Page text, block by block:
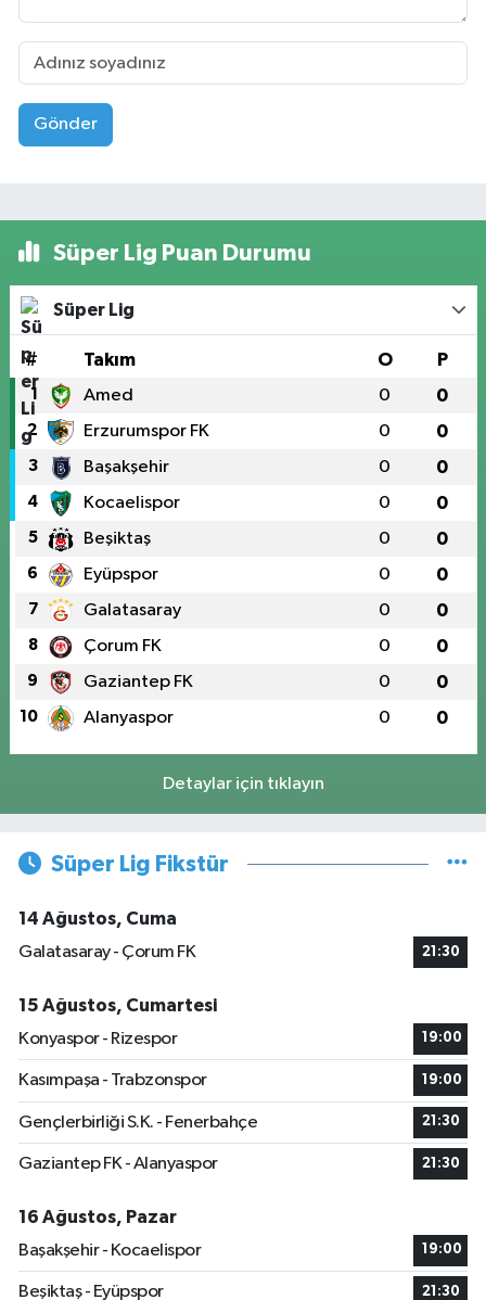
Gönder
Süper Lig Puan Durumu
Süper Lig
# Takım O P
1 Amed 0 0
2 Erzurumspor FK 0 0
3 Başakşehir 0 0
4 Kocaelispor 0 0
5 Beşiktaş 0 0
6 Eyüpspor 0 0
7 Galatasaray 0 0
8 Çorum FK 0 0
9 Gaziantep FK 0 0
10 Alanyaspor 0 0
Detaylar için tıklayın
Süper Lig Fikstür
14 Ağustos, Cuma
Galatasaray - Çorum FK
21:30
15 Ağustos, Cumartesi
Konyaspor - Rizespor
19:00
Kasımpaşa - Trabzonspor 19:00
Gençlerbirliği S.K. - Fenerbahçe 21:30
Gaziantep FK - Alanyaspor 21:30
16 Ağustos, Pazar
Başakşehir - Kocaelispor
19:00
Beşiktaş - Eyüpspor 21:30